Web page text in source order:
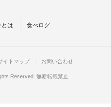
は 食べログ
イトマップ お問い合わせ
Reserved. 無断転載禁止